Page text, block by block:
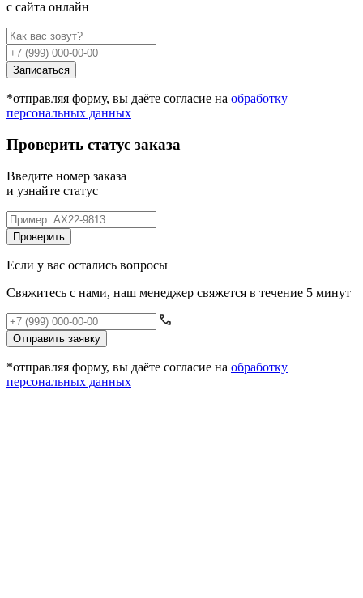
с сайта онлайн
Записаться
*отправляя форму, вы даёте согласие на обработку
персональных данных
Проверить статус заказа
Введите номер заказа
и узнайте статус
Проверить
Если у вас остались вопросы
Свяжитесь с нами, наш менеджер свяжется в течение 5 минут
Отправить заявку
*отправляя форму, вы даёте согласие на обработку
персональных данных